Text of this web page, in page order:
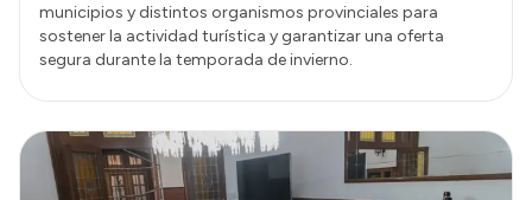
municipios y distintos organismos provinciales para
sostener la actividad turística y garantizar una oferta
segura durante la temporada de invierno.